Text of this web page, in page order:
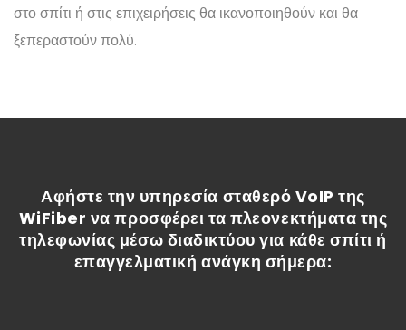
στο σπίτι ή στις επιχειρήσεις θα ικανοποιηθούν και θα
ξεπεραστούν πολύ.
Αφήστε την υπηρεσία σταθερό VoIP της
WiFiber να προσφέρει τα πλεονεκτήματα της
τηλεφωνίας μέσω διαδικτύου για κάθε σπίτι ή
επαγγελματική ανάγκη σήμερα: